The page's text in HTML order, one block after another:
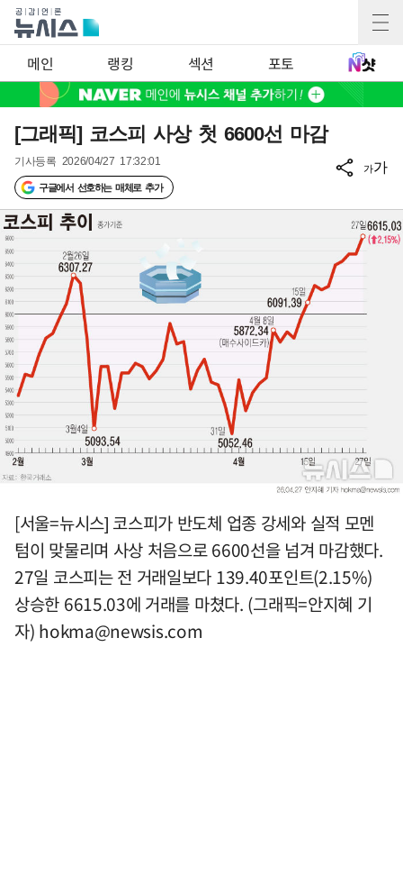
메인 랭킹 섹션 포토
[그래픽] 코스피 사상 첫 6600선 마감
기사등록 2026/04/27 17:32:01
구글에서 선호하는 매체로 추가
가가
[서울=뉴시스] 코스피가 반도체 업종 강세와 실적 모멘
텀이 맞물리며 사상 처음으로 6600선을 넘겨 마감했다.
27일 코스피는 전 거래일보다 139.40포인트(2.15%)
상승한 6615.03에 거래를 마쳤다. (그래픽=안지혜 기
자) hokma@newsis.com